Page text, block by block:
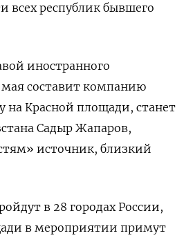
всех республик бывшего
иностранного
мая составит компанию
на Красной площади, станет
Садыр Жапаров,
источник, близкий
в 28 городах России,
в мероприятии примут